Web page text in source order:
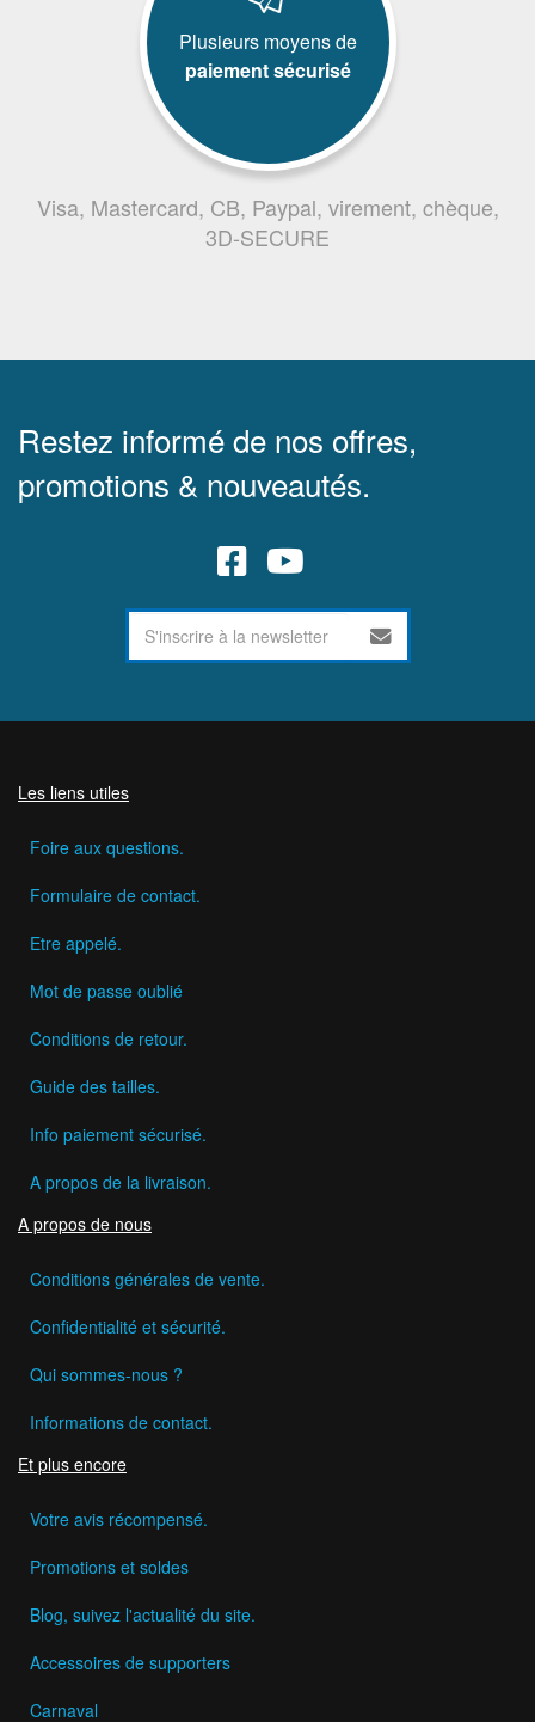
Plusieurs moyens de
paiement sécurisé
Visa, Mastercard, CB, Paypal, virement, chèque,
3D-SECURE
Restez informé de nos offres,
promotions & nouveautés.
Les liens utiles
Foire aux questions.
Formulaire de contact.
Etre appelé.
Mot de passe oublié
Conditions de retour.
Guide des tailles.
Info paiement sécurisé.
A propos de la livraison.
A propos de nous
Conditions générales de vente.
Confidentialité et sécurité.
Qui sommes-nous ?
Informations de contact.
Et plus encore
Votre avis récompensé.
Promotions et soldes
Blog, suivez l'actualité du site.
Accessoires de supporters
Carnaval